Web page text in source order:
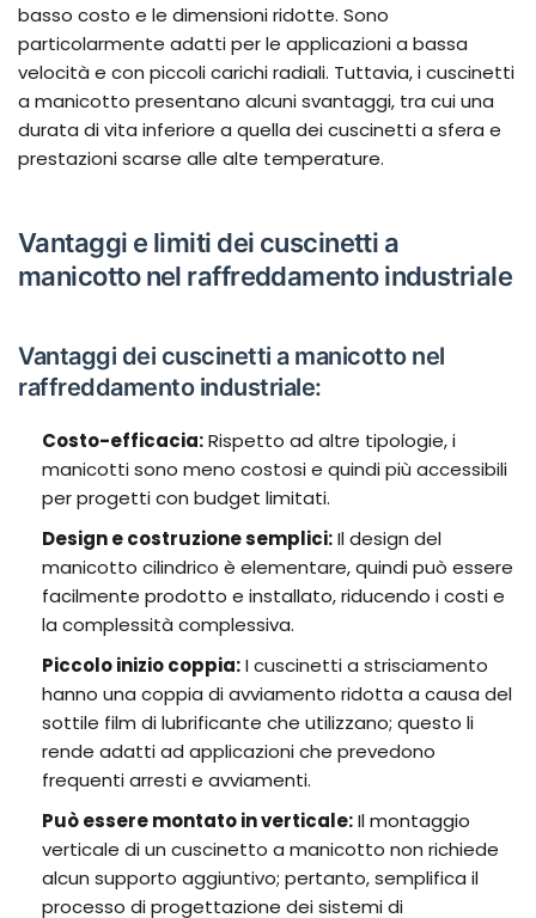
basso costo e le dimensioni ridotte. Sono
particolarmente adatti per le applicazioni a bassa
velocità e con piccoli carichi radiali. Tuttavia, i cuscinetti
a manicotto presentano alcuni svantaggi, tra cui una
durata di vita inferiore a quella dei cuscinetti a sfera e
prestazioni scarse alle alte temperature.
Vantaggi e limiti dei cuscinetti a
manicotto nel raffreddamento industriale
Vantaggi dei cuscinetti a manicotto nel
raffreddamento industriale:
Costo-efficacia:Rispetto ad altre tipologie, i
manicotti sono meno costosi e quindi più accessibili
per progetti con budget limitati.
Design e costruzione semplici:Il design del
manicotto cilindrico è elementare, quindi può essere
facilmente prodotto e installato, riducendo i costi e
la complessità complessiva.
Piccolo iniziocoppia:I cuscinetti a strisciamento
hanno una coppia di avviamento ridotta a causa del
sottile film di lubrificante che utilizzano; questo li
rende adatti ad applicazioni che prevedono
frequenti arresti e avviamenti.
Può essere montato in verticale:Il montaggio
verticale di un cuscinetto a manicotto non richiede
alcun supporto aggiuntivo; pertanto, semplifica il
processo di progettazione dei sistemi di